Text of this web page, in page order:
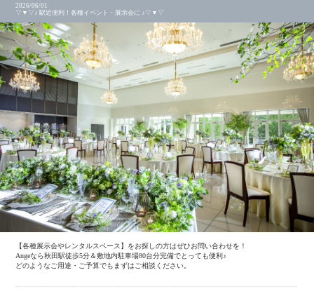
2026/06/01
▽▼▽♪ 駅近便利！各種イベント・展示会に ♪▽▼▽
【各種展示会やレンタルスペース】をお探しの方はぜひお問い合わせを！
Angeなら秋田駅徒歩5分＆敷地内駐車場80台分完備でとっても便利♪
どのようなご用途・ご予算でもまずはご相談ください。